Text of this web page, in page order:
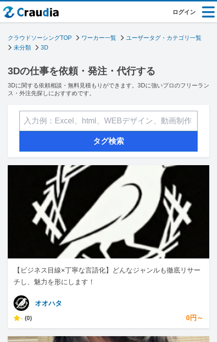
ログイン
クラウドソーシングTOP ワーカー一覧
ユーザータグ・カテゴリ一覧
未分類
3D
3Dの仕事を依頼・発注・代行する
3Dに関する依頼相談・無料見積もりができます。3Dに強いプロのフリーラン
ス・外注先探しにおすすめです。
タグ検索
【ビジネス目線×丁寧な言語化】どんなジャンルも徹底リサー
チし、魅力を形にします！
オオハタ
- (0) 0円～